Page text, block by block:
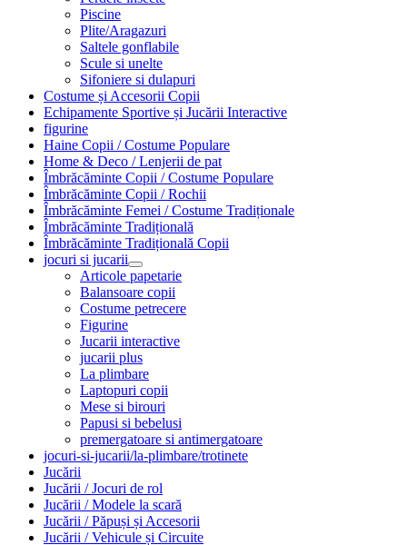
Piscine
Plite/Aragazuri
Saltele gonflabile
Scule si unelte
Sifoniere si dulapuri
Costume și Accesorii Copii
Echipamente Sportive și Jucării Interactive
figurine
Haine Copii / Costume Populare
Home & Deco / Lenjerii de pat
Îmbrăcăminte Copii / Costume Populare
Îmbrăcăminte Copii / Rochii
Îmbrăcăminte Femei / Costume Tradiționale
Îmbrăcăminte Tradițională
Îmbrăcăminte Tradițională Copii
jocuri si jucarii
Articole papetarie
Balansoare copii
Costume petrecere
Figurine
Jucarii interactive
jucarii plus
La plimbare
Laptopuri copii
Mese si birouri
Papusi si bebelusi
premergatoare si antimergatoare
jocuri-si-jucarii/la-plimbare/trotinete
Jucării
Jucării / Jocuri de rol
Jucării / Modele la scară
Jucării / Păpuși și Accesorii
Jucării / Vehicule și Circuite